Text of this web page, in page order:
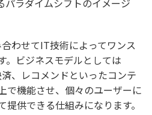
わせてIT技術によってワンス
。ビジネスモデルとしては
、レコメンドといったコンテ
で機能させ、個々のユーザーに
供できる仕組みになります。